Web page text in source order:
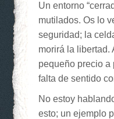
Un entorno
mutilados. Os lo
seguridad; la
morirá la libertad.
pequeño precio a
falta de sentido
No estoy
esto; un ejemplo